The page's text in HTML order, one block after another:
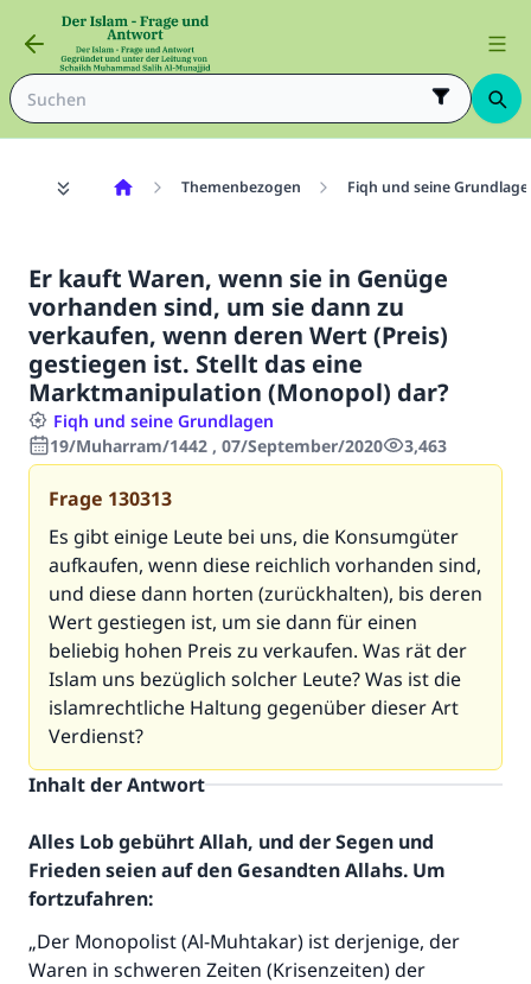
Themenbezogen Fiqh und seine
Er kauft Waren, wenn sie in Genüge
vorhanden sind, um sie dann zu
verkaufen, wenn deren Wert (Preis)
gestiegen ist. Stellt das eine
Marktmanipulation (Monopol) dar?
Fiqh und seine Grundlagen
19/Muharram/1442 , 07/September/2020
3,463
Frage 130313
Es gibt einige Leute bei uns, die Konsumgüter
aufkaufen, wenn diese reichlich vorhanden sind,
und diese dann horten (zurückhalten), bis deren
Wert gestiegen ist, um sie dann für einen
beliebig hohen Preis zu verkaufen. Was rät der
Islam uns bezüglich solcher Leute? Was ist die
islamrechtliche Haltung gegenüber dieser Art
Verdienst?
Inhalt der Antwort
Alles Lob gebührt Allah, und der Segen und
Frieden seien auf den Gesandten Allahs. Um
fortzufahren:
„Der Monopolist (Al-Muhtakar) ist derjenige, der
Waren in schweren Zeiten (Krisenzeiten) der